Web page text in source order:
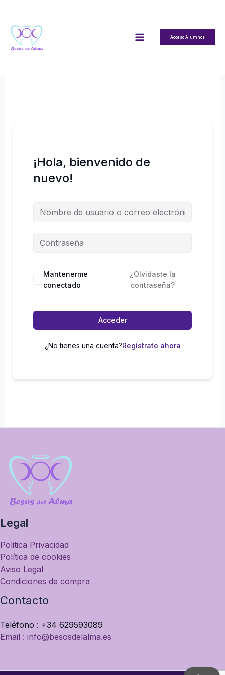
contenido
Acceso Alumnos
¡Hola, bienvenido de
nuevo!
Mantenerme
conectado
¿Olvidaste la
contraseña?
Acceder
¿No tienes una cuenta?Regístrate ahora
Legal
Politica Privacidad
Política de cookies
Aviso Legal
Condiciones de compra
Contacto
Teléfono : +34 629593089
Email : info@besosdelalma.es